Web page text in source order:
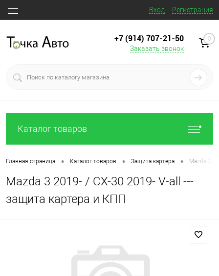
Вход Регистрация
+7 (914) 707‒21‒50
Заказать звонок
0
Каталог товаров
Главная страница • Каталог товаров • Защита картера • Mazda 3
Mazda 3 2019- / CX-30 2019- V-all ---
защита картера и КПП